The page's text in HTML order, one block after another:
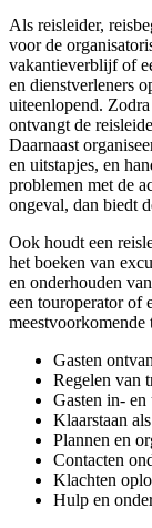
Als reisleider,
voor de
vakantieverblijf of
en dienstverleners
uiteenlopend.
ontvangt de
Daarnaast
en uitstapjes, en
problemen met de
ongeval, dan biedt
Ook houdt een
het boeken van
en onderhouden
een touroperator of
meestvoorkomende
Gasten
Regelen van
Gasten in-
Klaarstaan
Plannen en
Contacten
Klachten
Hulp en